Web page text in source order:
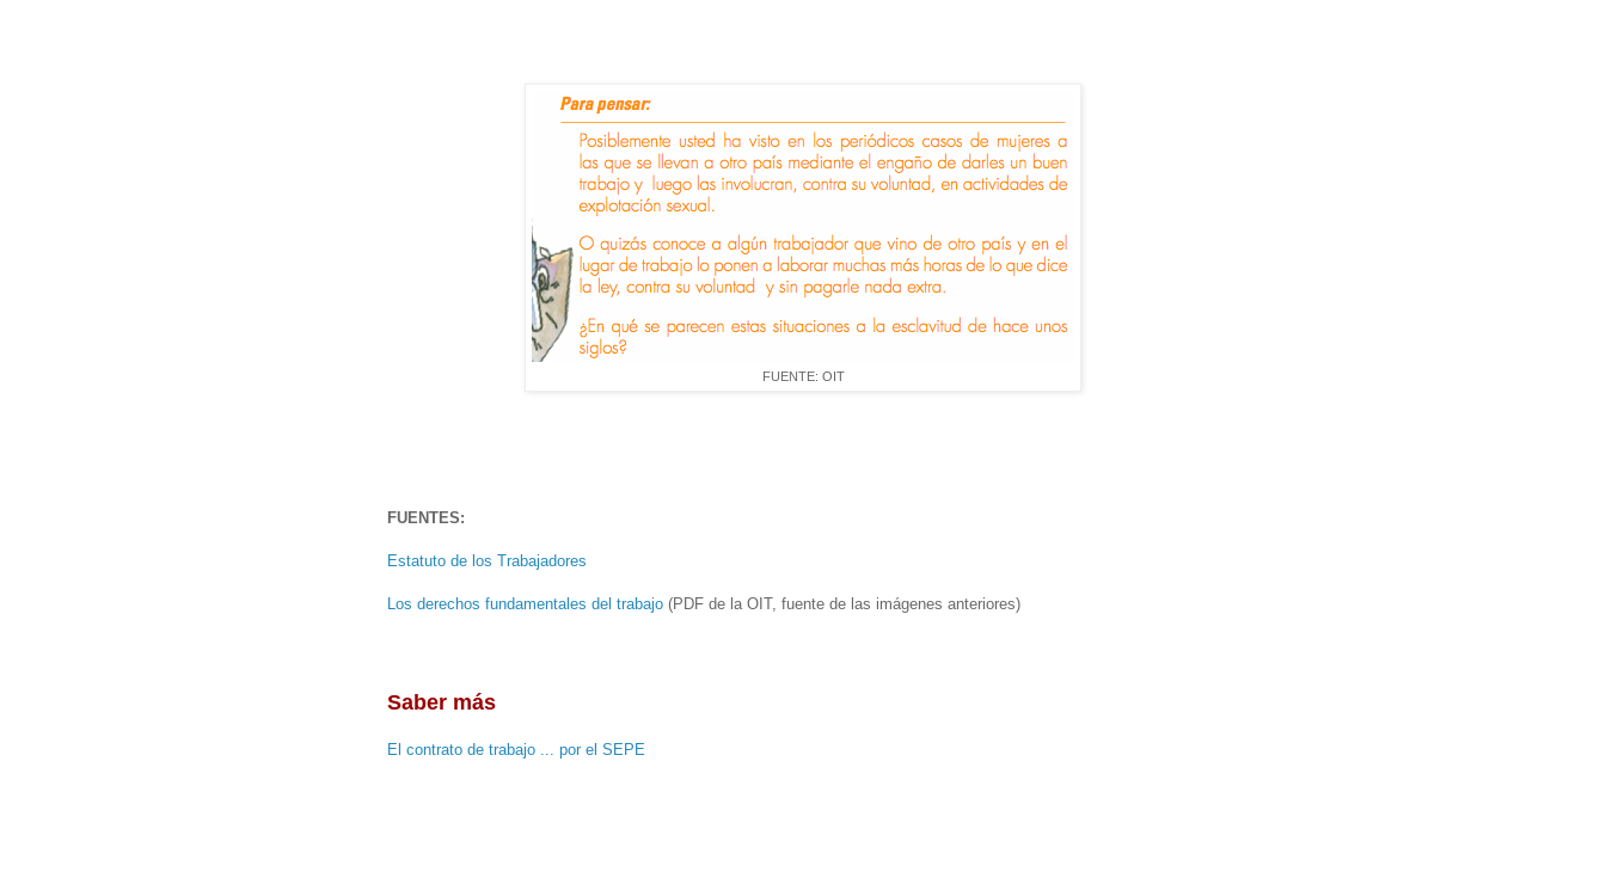
FUENTE: OIT
FUENTES:
Estatuto de los Trabajadores
Los derechos fundamentales del trabajo (PDF de la OIT, fuente de las imágenes anteriores)
Saber más
El contrato de trabajo ... por el SEPE